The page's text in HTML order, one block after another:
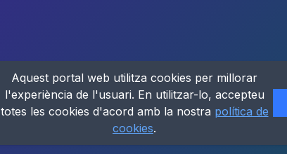
Aquest portal web utilitza cookies per millorar
l'experiència de l'usuari. En utilitzar-lo, accepteu
totes les cookies d'acord amb la nostra política de
cookies.